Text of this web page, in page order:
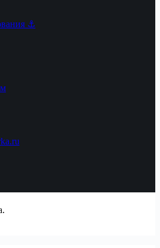
⚓